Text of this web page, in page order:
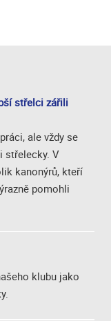
střelci zářili
ale vždy se
střelecky. V
kanonýrů, kteří
pomohli
klubu jako